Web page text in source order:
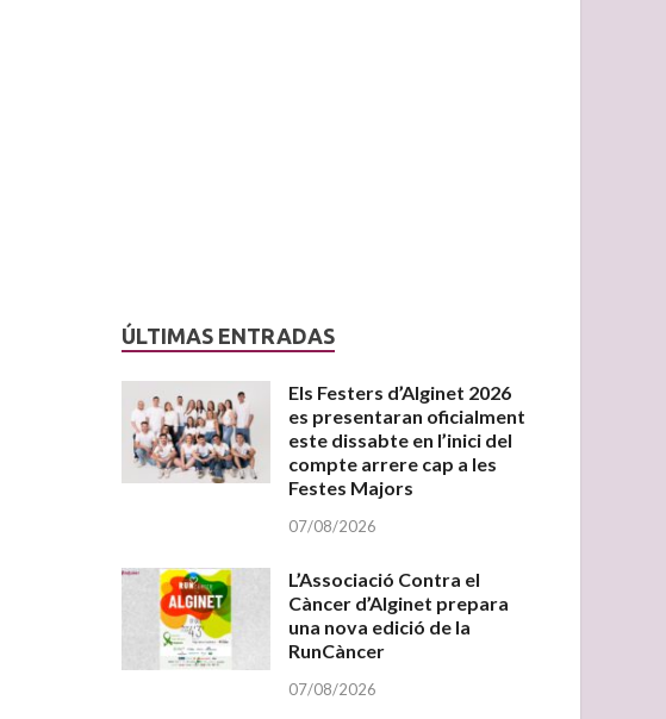
ÚLTIMAS ENTRADAS
Els Festers d’Alginet 2026
es presentaran oficialment
este dissabte en l’inici del
compte arrere cap a les
Festes Majors
07/08/2026
L’Associació Contra el
Càncer d’Alginet prepara
una nova edició de la
RunCàncer
07/08/2026